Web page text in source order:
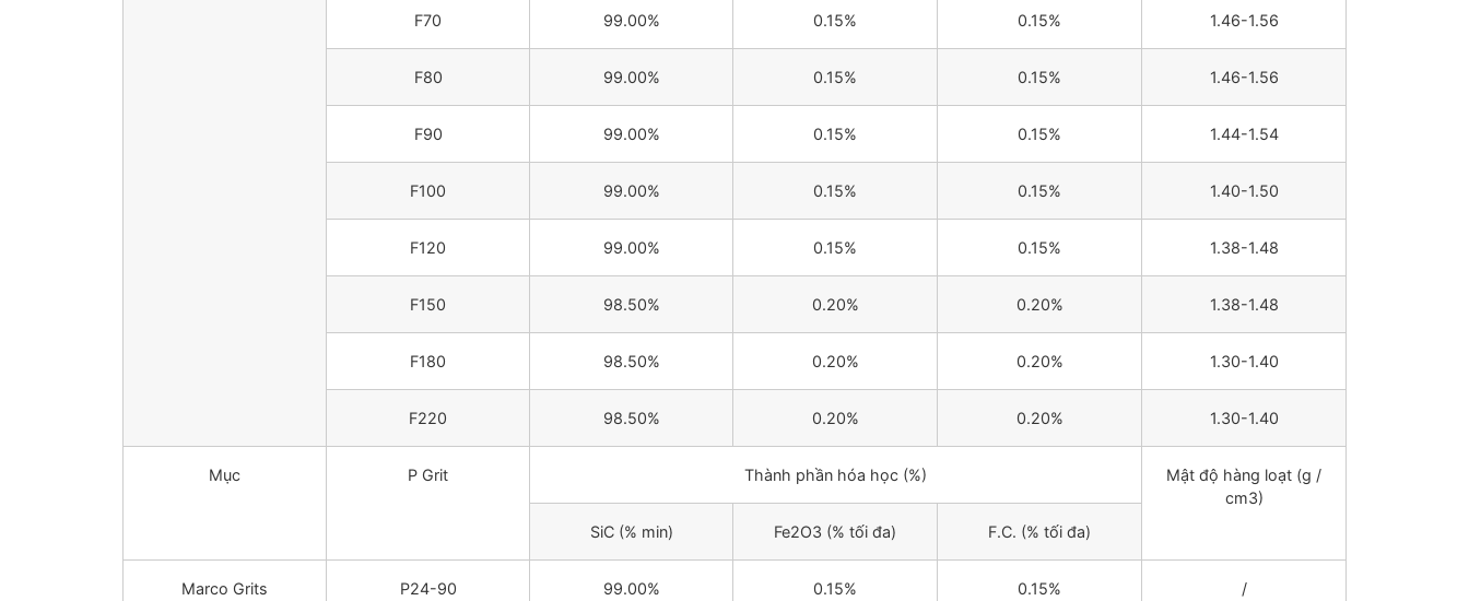
F70 99.00% 0.15% 0.15% 1.46-1.56
F80 99.00% 0.15% 0.15% 1.46-1.56
F90 99.00% 0.15% 0.15% 1.44-1.54
F100 99.00% 0.15% 0.15% 1.40-1.50
F120 99.00% 0.15% 0.15% 1.38-1.48
F150 98.50% 0.20% 0.20% 1.38-1.48
F180 98.50% 0.20% 0.20% 1.30-1.40
F220 98.50% 0.20% 0.20% 1.30-1.40
Mục P Grit Thành phần hóa học (%)
Mật độ hàng loạt (g /
cm3)
SiC (% min)
Fe2O3 (% tối đa) F.C. (% tối đa)
Marco Grits P24-90 99.00% 0.15% 0.15% /